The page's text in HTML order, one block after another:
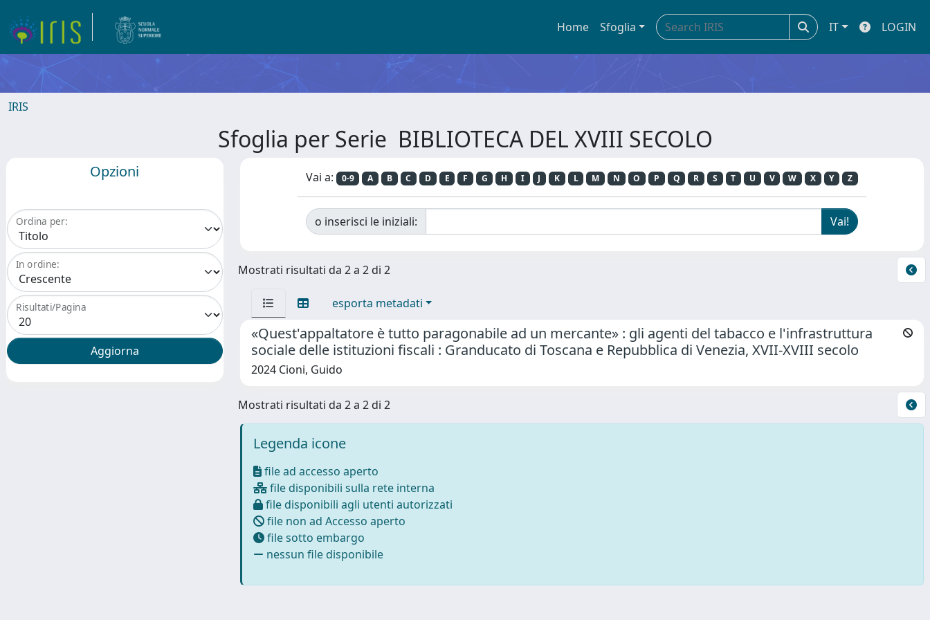
Home Sfoglia IT LOGIN
IRIS
Sfoglia per Serie BIBLIOTECA DEL XVIII SECOLO
Opzioni
Ordina per:
In ordine:
Risultati/Pagina
Vai a: 0-9 A B C D E F G H I J K L M N O P Q R S T U V W X Y Z
o inserisci le iniziali:
Mostrati risultati da 2 a 2 di 2
esporta metadati
«Quest'appaltatore è tutto paragonabile ad un mercante» : gli agenti del tabacco e l'infrastruttura
sociale delle istituzioni fiscali : Granducato di Toscana e Repubblica di Venezia, XVII-XVIII secolo
2024 Cioni, Guido
Mostrati risultati da 2 a 2 di 2
Legenda icone
file ad accesso aperto
file disponibili sulla rete interna
file disponibili agli utenti autorizzati
file non ad Accesso aperto
file sotto embargo
nessun file disponibile